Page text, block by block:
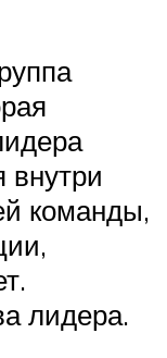
внутри
команды,
лидера.